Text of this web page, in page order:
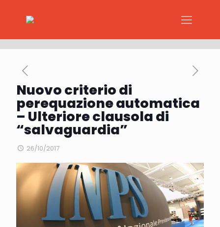
Nuovo criterio di
perequazione automatica
– Ulteriore clausola di
“salvaguardia”
26/10/2017